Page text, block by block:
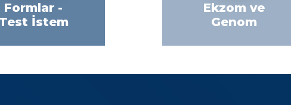
Formlar -
İstem
Ekzom ve
Genom